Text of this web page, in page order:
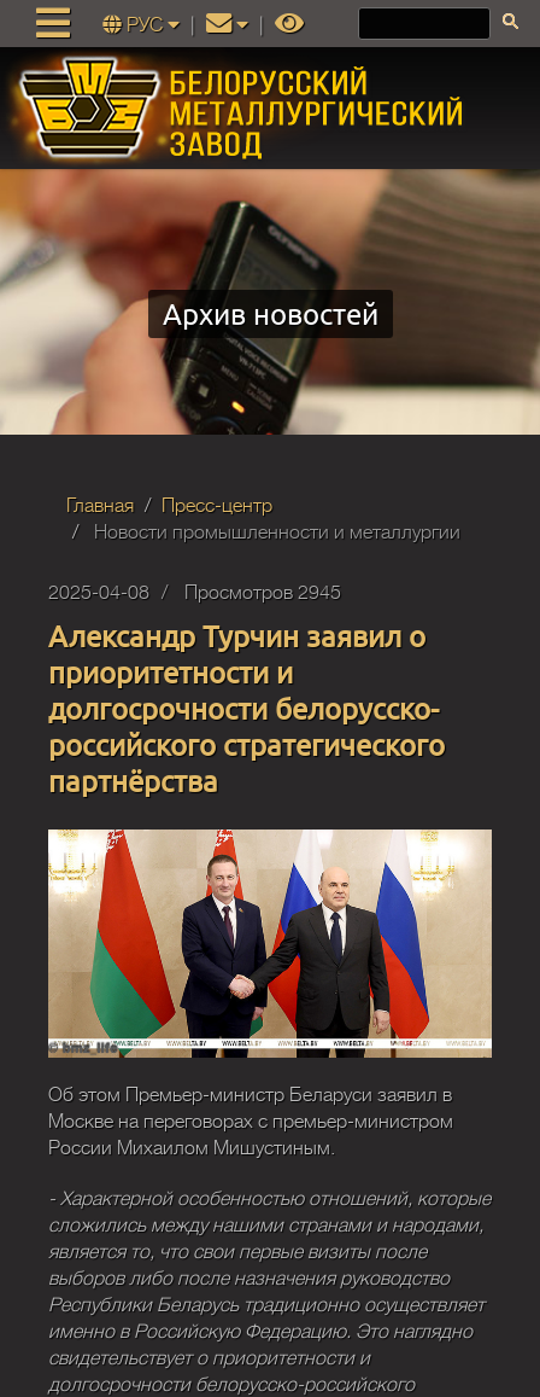
РУС
Архив новостей
Главная
Пресс-центр
Новости промышленности и металлургии
2025-04-08 Просмотров 2945
Александр Турчин заявил о
приоритетности и
долгосрочности белорусско-
российского стратегического
партнёрства
Об этом Премьер-министр Беларуси заявил в
Москве на переговорах с премьер-министром
России Михаилом Мишустиным.
- Характерной особенностью отношений, которые
сложились между нашими странами и народами,
является то, что свои первые визиты после
выборов либо после назначения руководство
Республики Беларусь традиционно осуществляет
именно в Российскую Федерацию. Это наглядно
свидетельствует о приоритетности и
долгосрочности белорусско-российского